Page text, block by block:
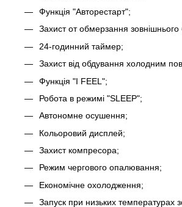
Функція "Авторестарт";
Захист oт обмерзання зовнішнього
24-годинний таймер;
Захист від обдування холодним
Функція "I FEEL";
Робота в режимі "SLEEP";
Автономне осушення;
Кольоровий дисплей;
Захист компресора;
Режим чергового опалювання;
Економічне охолодження;
Запуск при низьких температурах